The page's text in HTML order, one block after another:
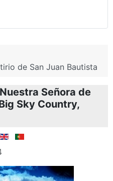
de San Juan Bautista
Señora de
Sky Country,